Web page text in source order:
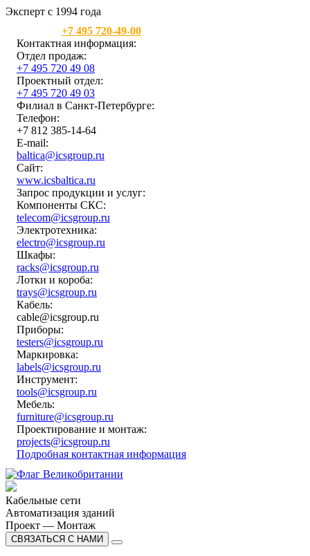
Эксперт с 1994 года
+7 495 720-49-00
Контактная информация:
Отдел продаж:
+7 495 720 49 08
Проектный отдел:
+7 495 720 49 03
Филиал в Санкт-Петербурге:
Телефон:
+7 812 385-14-64
E-mail:
baltica@icsgroup.ru
Сайт:
www.icsbaltica.ru
Запрос продукции и услуг:
Компоненты СКС:
telecom@icsgroup.ru
Электротехника:
electro@icsgroup.ru
Шкафы:
racks@icsgroup.ru
Лотки и короба:
trays@icsgroup.ru
Кабель:
cable@icsgroup.ru
Приборы:
testers@icsgroup.ru
Маркировка:
labels@icsgroup.ru
Инструмент:
tools@icsgroup.ru
Мебель:
furniture@icsgroup.ru
Проектирование и монтаж:
projects@icsgroup.ru
Подробная контактная информация
Кабельные сети
Автоматизация зданий
Проект — Монтаж
СВЯЗАТЬСЯ С НАМИ